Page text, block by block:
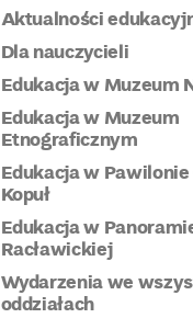
Aktualności
Dla nauczycieli
Edukacja w Muzeum
Edukacja w Muzeum
Etnograficznym
Edukacja w
Kopuł
Edukacja w
Racławickiej
Wydarzenia we
oddziałach